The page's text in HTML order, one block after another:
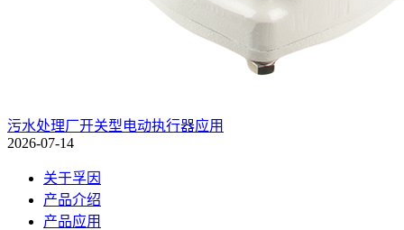
污水处理厂开关型电动执行器应用
2026-07-14
关于孚因
产品介绍
产品应用